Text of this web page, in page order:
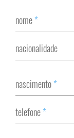
nome*
nacionalidade
nascimento*
telefone*